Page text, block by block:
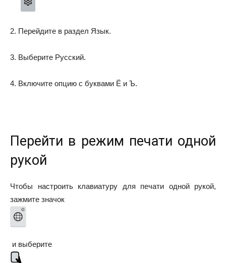
2. Перейдите в раздел Язык.
3. Выберите Русский.
4. Включите опцию с буквами Ё и Ъ.
Перейти в режим печати одной
рукой
Чтобы настроить клавиатуру для печати одной рукой,
зажмите значок
и выберите